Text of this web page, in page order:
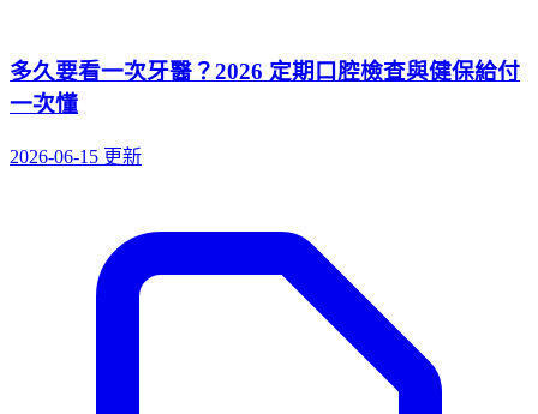
多久要看一次牙醫？2026 定期口腔檢查與健保給付
一次懂
2026-06-15 更新